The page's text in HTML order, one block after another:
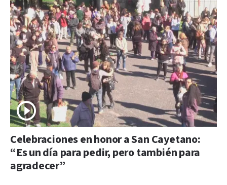
Celebraciones en honor a San Cayetano:
“Es un día para pedir, pero también para
agradecer”